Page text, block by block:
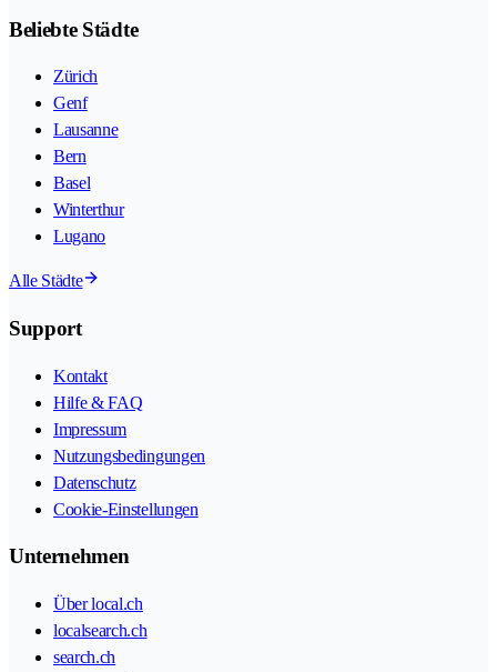
Beliebte Städte
Zürich
Genf
Lausanne
Bern
Basel
Winterthur
Lugano
Alle Städte
Support
Kontakt
Hilfe & FAQ
Impressum
Nutzungsbedingungen
Datenschutz
Cookie-Einstellungen
Unternehmen
Über local.ch
localsearch.ch
search.ch